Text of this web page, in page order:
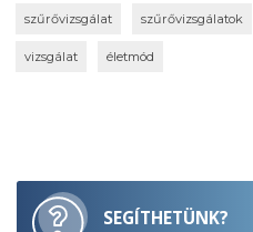
szűrővizsgálat szűrővizsgálatok
vizsgálat életmód
SEGÍTHETÜNK?